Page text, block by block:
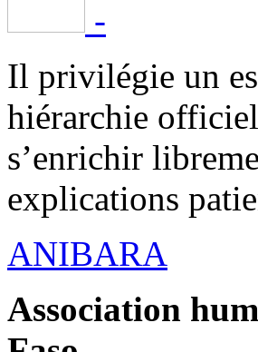
-
Il privilégie un
hiérarchie
s’enrichir
explications
ANIBARA
Association